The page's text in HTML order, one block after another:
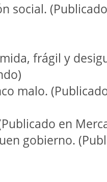
social.
frágil y
malo.
en
gobierno.